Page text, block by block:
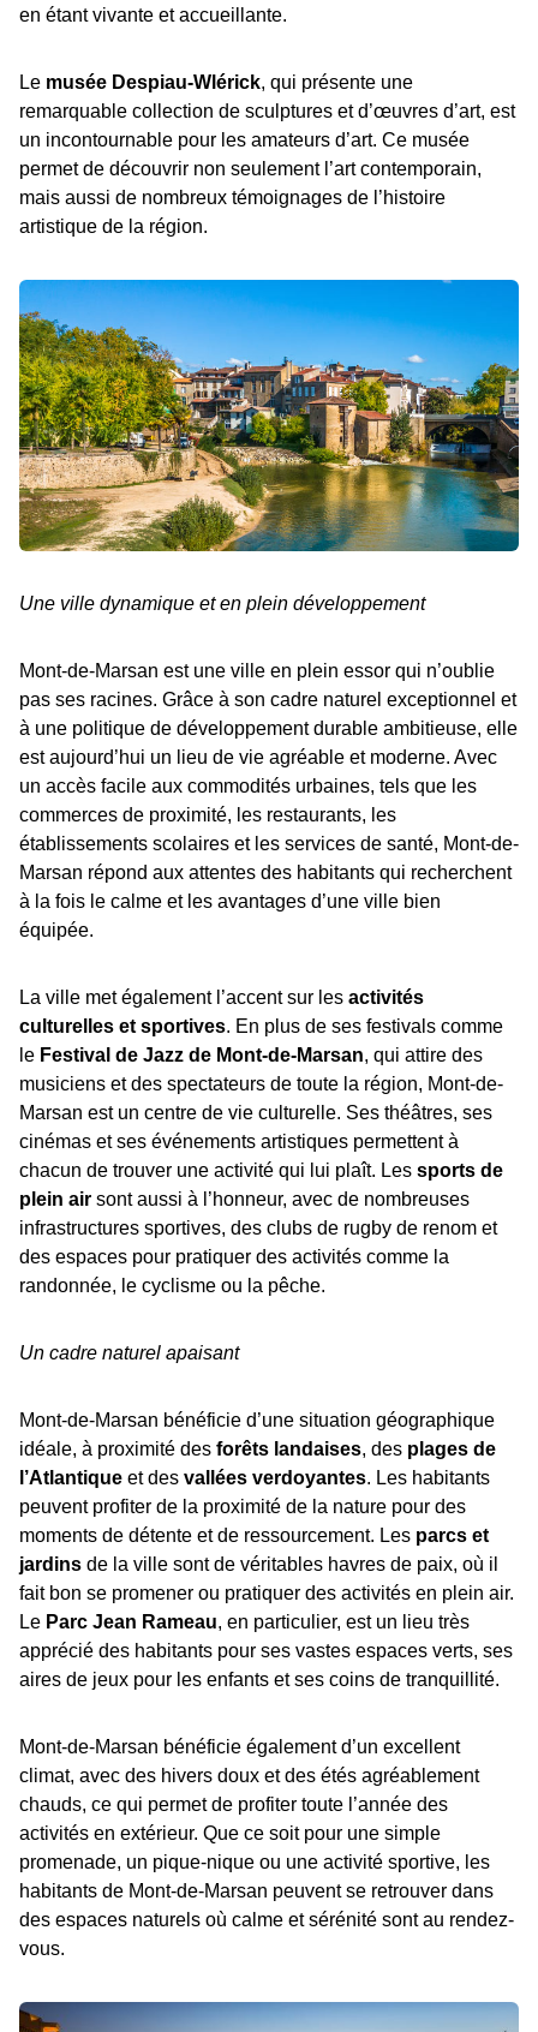
en étant vivante et accueillante.
Le musée Despiau-Wlérick, qui présente une
remarquable collection de sculptures et d’œuvres d’art, est
un incontournable pour les amateurs d’art. Ce musée
permet de découvrir non seulement l’art contemporain,
mais aussi de nombreux témoignages de l’histoire
artistique de la région.
Une ville dynamique et en plein développement
Mont-de-Marsan est une ville en plein essor qui n’oublie
pas ses racines. Grâce à son cadre naturel exceptionnel et
à une politique de développement durable ambitieuse, elle
est aujourd’hui un lieu de vie agréable et moderne. Avec
un accès facile aux commodités urbaines, tels que les
commerces de proximité, les restaurants, les
établissements scolaires et les services de santé, Mont-de-
Marsan répond aux attentes des habitants qui recherchent
à la fois le calme et les avantages d’une ville bien
équipée.
La ville met également l’accent sur les activités
culturelles et sportives. En plus de ses festivals comme
le Festival de Jazz de Mont-de-Marsan, qui attire des
musiciens et des spectateurs de toute la région, Mont-de-
Marsan est un centre de vie culturelle. Ses théâtres, ses
cinémas et ses événements artistiques permettent à
chacun de trouver une activité qui lui plaît. Les sports de
plein air sont aussi à l’honneur, avec de nombreuses
infrastructures sportives, des clubs de rugby de renom et
des espaces pour pratiquer des activités comme la
randonnée, le cyclisme ou la pêche.
Un cadre naturel apaisant
Mont-de-Marsan bénéficie d’une situation géographique
idéale, à proximité des forêts landaises, des plages de
l’Atlantique et des vallées verdoyantes. Les habitants
peuvent profiter de la proximité de la nature pour des
moments de détente et de ressourcement. Les parcs et
jardins de la ville sont de véritables havres de paix, où il
fait bon se promener ou pratiquer des activités en plein air.
Le Parc Jean Rameau, en particulier, est un lieu très
apprécié des habitants pour ses vastes espaces verts, ses
aires de jeux pour les enfants et ses coins de tranquillité.
Mont-de-Marsan bénéficie également d’un excellent
climat, avec des hivers doux et des étés agréablement
chauds, ce qui permet de profiter toute l’année des
activités en extérieur. Que ce soit pour une simple
promenade, un pique-nique ou une activité sportive, les
habitants de Mont-de-Marsan peuvent se retrouver dans
des espaces naturels où calme et sérénité sont au rendez-
vous.